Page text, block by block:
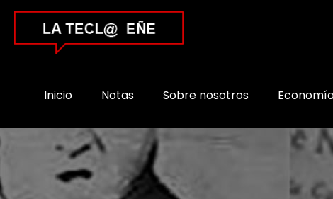
Inicio Notas Sobre nosotros